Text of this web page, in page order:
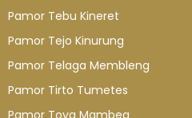
Pamor Tebu Kineret
Pamor Tejo Kinurung
Pamor Telaga Membleng
Pamor Tirto Tumetes
Pamor Toya Mambeg